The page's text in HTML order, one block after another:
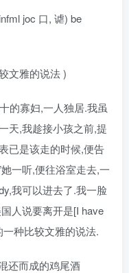
joc 口, 谑) be
文雅的说法 )
的寡妇,一人独居.我虽
天,我趁接小孩之前,提
已是该走的时候,便告
一听,便往浴室走去,一
我可以进去了.我一脸
人说要离开是[I have
种比较文雅的说法.
还而成的鸡尾酒